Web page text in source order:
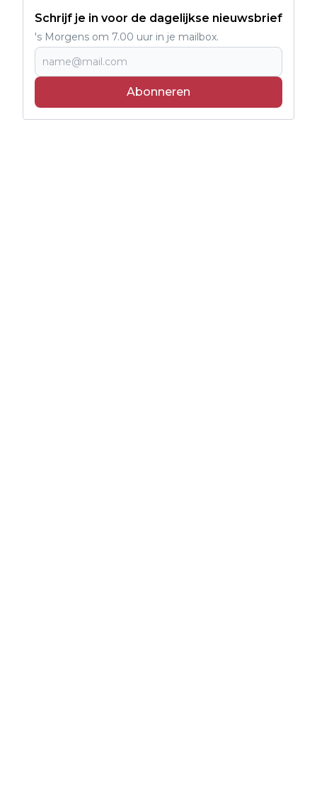
Schrijf je in voor de dagelijkse nieuwsbrief
's Morgens om 7.00 uur in je mailbox.
Abonneren